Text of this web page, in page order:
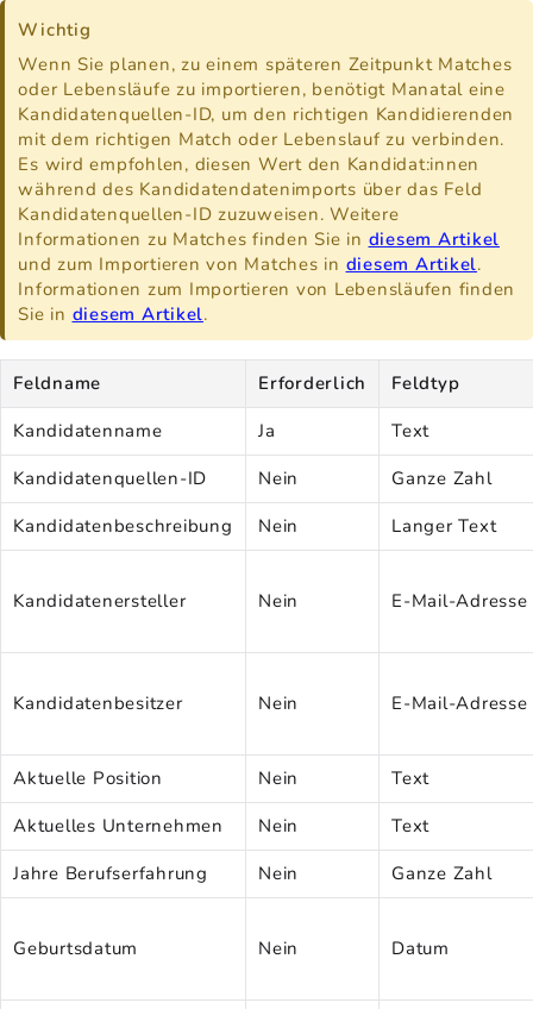
Wichtig
Wenn Sie planen, zu einem späteren Zeitpunkt Matches
oder Lebensläufe zu importieren, benötigt Manatal eine
Kandidatenquellen-ID, um den richtigen Kandidierenden
mit dem richtigen Match oder Lebenslauf zu verbinden.
Es wird empfohlen, diesen Wert den Kandidat:innen
während des Kandidatendatenimports über das Feld
Kandidatenquellen-ID zuzuweisen. Weitere
Informationen zu Matches finden Sie in diesem Artikel
und zum Importieren von Matches in diesem Artikel.
Informationen zum Importieren von Lebensläufen finden
Sie in diesem Artikel.
Feldname Erforderlich
Feldtyp
Kandidatenname
Ja
Text
Kandidatenquellen-ID
Nein
Ganze Zahl
Kandidatenbeschreibung
Nein Langer Text
Kandidatenersteller Nein E-Mail-Adresse
Kandidatenbesitzer Nein E-Mail-Adresse
Aktuelle Position Nein
Text
Aktuelles Unternehmen
Nein
Text
Jahre Berufserfahrung
Nein Ganze Zahl
Geburtsdatum Nein Datum